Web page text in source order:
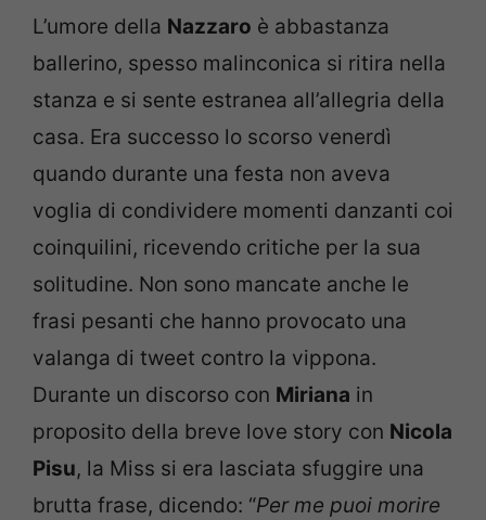
L’umore della Nazzaro è abbastanza
ballerino, spesso malinconica si ritira nella
stanza e si sente estranea all’allegria della
casa. Era successo lo scorso venerdì
quando durante una festa non aveva
voglia di condividere momenti danzanti coi
coinquilini, ricevendo critiche per la sua
solitudine. Non sono mancate anche le
frasi pesanti che hanno provocato una
valanga di tweet contro la vippona.
Durante un discorso con Miriana in
proposito della breve love story con Nicola
Pisu, la Miss si era lasciata sfuggire una
brutta frase, dicendo: “Per me puoi morire